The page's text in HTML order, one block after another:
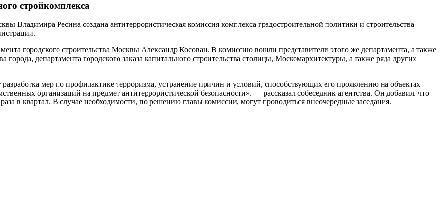
стройкомплекса
Владимира Ресина создана антитеррористическая комиссия комплекса градостроительной политики и строительства
городского строительства Москвы Александр Косован. В комиссию вошли представители этого же департамента, а также
департамента городского заказа капитального строительства столицы, Москомархитектуры, а также ряда других
мер по профилактике терроризма, устранение причин и условий, способствующих его проявлению на объектах
организаций на предмет антитеррористической безопасности», — рассказал собеседник агентства. Он добавил, что
в квартал. В случае необходимости, по решению главы комиссии, могут проводиться внеочередные заседания.